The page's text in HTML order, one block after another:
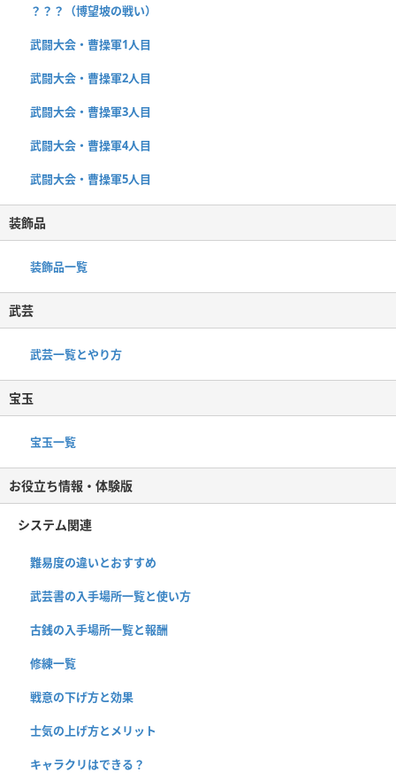
？？？（博望坡の戦い）
武闘大会・曹操軍1人目
武闘大会・曹操軍2人目
武闘大会・曹操軍3人目
武闘大会・曹操軍4人目
武闘大会・曹操軍5人目
装飾品
装飾品一覧
武芸
武芸一覧とやり方
宝玉
宝玉一覧
お役立ち情報・体験版
システム関連
難易度の違いとおすすめ
武芸書の入手場所一覧と使い方
古銭の入手場所一覧と報酬
修練一覧
戦意の下げ方と効果
士気の上げ方とメリット
キャラクリはできる？